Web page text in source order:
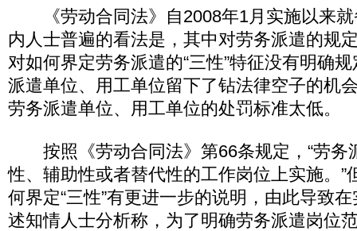
《劳动合同法》自2008年1月实施以来就
内人士普遍的看法是，其中对劳务派遣的规
对如何界定劳务派遣的“三性”特征没有明确
派遣单位、用工单位留下了钻法律空子的机
劳务派遣单位、用工单位的处罚标准太低。
按照《劳动合同法》第66条规定，“劳务
性、辅助性或者替代性的工作岗位上实施。”
何界定“三性”有更进一步的说明，由此导致
述知情人士分析称，为了明确劳务派遣岗位